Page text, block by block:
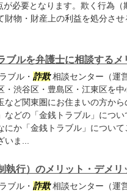
必要となります。欺く行為（
財物・財産上の利益を処分させ
ブルを弁護士に相談するメ
ブル・ 詐欺相談センター（運
・渋谷区・豊島区・江東区を中
など関東圏にお住まいの方から
などの「金銭トラブル」につい
にか「金銭トラブル」につい
いま...
執行）のメリット・デメリ
ブル・ 詐欺相談センター（運